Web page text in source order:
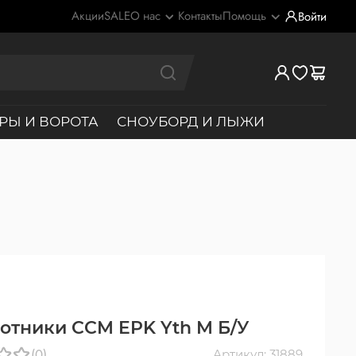
АкцииSALEО нас КонтактыПомощь Войти
И ВОРОТА СНОУБОРД И ЛЫЖИ
CCM EPK Yth M Б/У